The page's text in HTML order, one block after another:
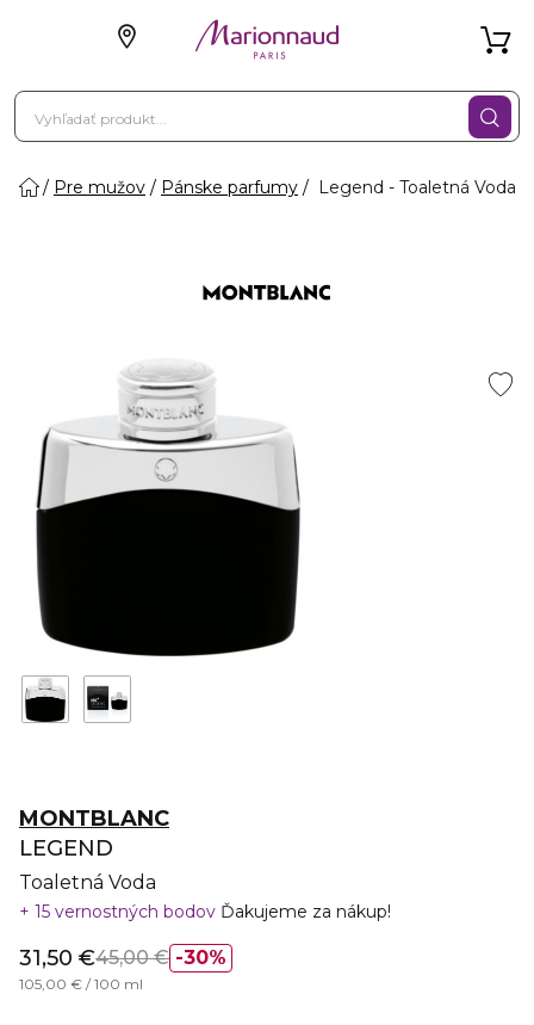
Pre mužov Pánske parfumy Legend - Toaletná Voda
MONTBLANC
LEGEND
Toaletná Voda
15 vernostných bodov Ďakujeme za nákup!
30%
31,50 €45,00 €
105,00 € / 100 ml